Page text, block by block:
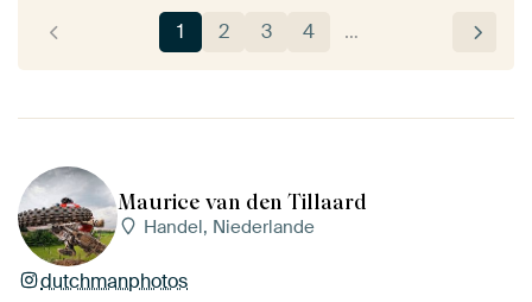
1 2 3 4 …
Maurice van den Tillaard
Handel, Niederlande
dutchmanphotos